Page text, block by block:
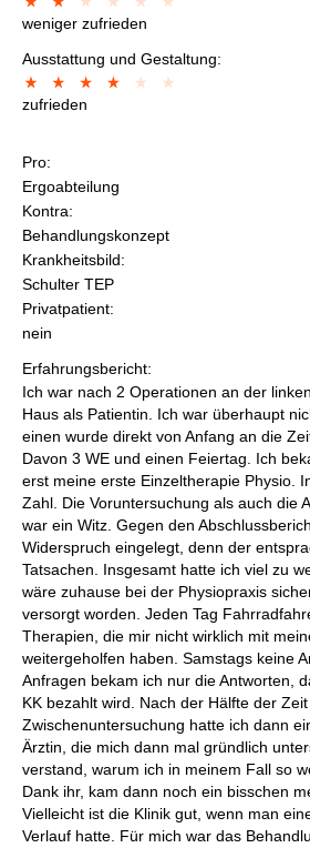
weniger zufrieden
Ausstattung und Gestaltung:
zufrieden
Pro:
Ergoabteilung
Kontra:
Behandlungskonzept
Krankheitsbild:
Schulter TEP
Privatpatient:
nein
Erfahrungsbericht:
Ich war nach 2 Operationen an der
Haus als Patientin. Ich war überhaupt
einen wurde direkt von Anfang an die
Davon 3 WE und einen Feiertag. Ich
erst meine erste Einzeltherapie Physio.
Zahl. Die Voruntersuchung als auch die
war ein Witz. Gegen den
Widerspruch eingelegt, denn der
Tatsachen. Insgesamt hatte ich viel zu
wäre zuhause bei der Physiopraxis
versorgt worden. Jeden Tag
Therapien, die mir nicht wirklich mit
weitergeholfen haben. Samstags keine
Anfragen bekam ich nur die Antworten,
KK bezahlt wird. Nach der Hälfte der
Zwischenuntersuchung hatte ich dann
Ärztin, die mich dann mal gründlich
verstand, warum ich in meinem Fall so
Dank ihr, kam dann noch ein bisschen
Vielleicht ist die Klinik gut, wenn man
Verlauf hatte. Für mich war das